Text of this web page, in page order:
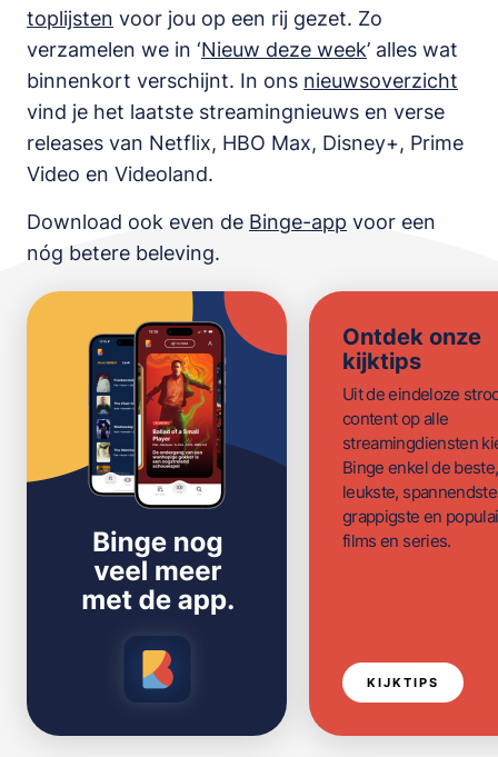
toplijsten voor jou op een rij gezet. Zo
verzamelen we in ‘Nieuw deze week’ alles wat
binnenkort verschijnt. In ons nieuwsoverzicht
vind je het laatste streamingnieuws en verse
releases van Netflix, HBO Max, Disney+, Prime
Video en Videoland.
Download ook even de Binge-app voor een
nóg betere beleving.
Ontdek onze
kijktips
Uit de eindeloze
content op alle
streamingdiensten
Binge enkel de beste,
leukste,
grappigste en
films en series.
KIJKTIPS